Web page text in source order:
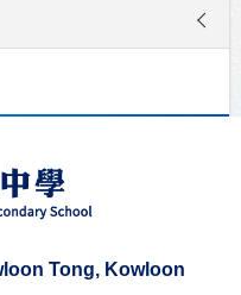
Tong, Kowloon